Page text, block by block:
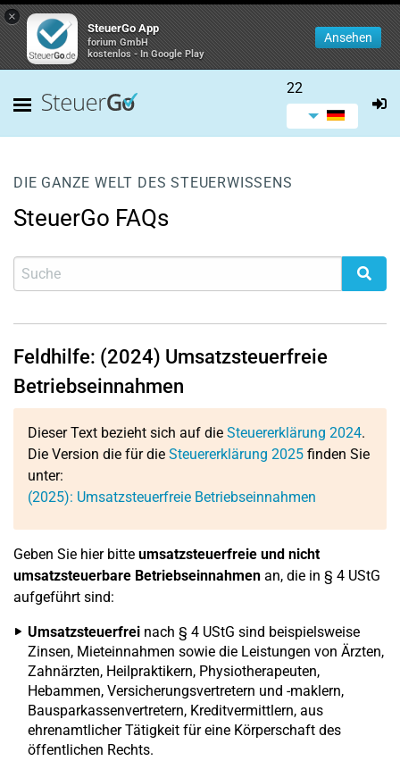
×
SteuerGo App
forium GmbH
kostenlos - In Google Play
Ansehen
22
DIE GANZE WELT DES STEUERWISSENS
SteuerGo FAQs
Feldhilfe: (2024) Umsatzsteuerfreie
Betriebseinnahmen
Dieser Text bezieht sich auf die Steuererklärung 2024.
Die Version die für die Steuererklärung 2025 finden Sie
unter:
(2025): Umsatzsteuerfreie Betriebseinnahmen
Geben Sie hier bitte umsatzsteuerfreie und nicht
umsatzsteuerbare Betriebseinnahmen an, die in § 4 UStG
aufgeführt sind:
Umsatzsteuerfrei nach § 4 UStG sind beispielsweise
Zinsen, Mieteinnahmen sowie die Leistungen von Ärzten,
Zahnärzten, Heilpraktikern, Physiotherapeuten,
Hebammen, Versicherungsvertretern und -maklern,
Bausparkassenvertretern, Kreditvermittlern, aus
ehrenamtlicher Tätigkeit für eine Körperschaft des
öffentlichen Rechts.